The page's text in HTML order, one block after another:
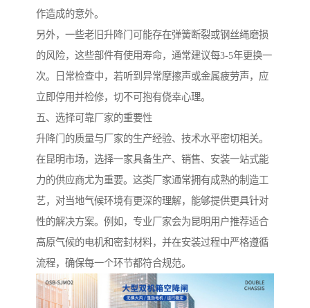
作造成的意外。
另外，一些老旧升降门可能存在弹簧断裂或钢丝绳磨损
的风险，这些部件有使用寿命，通常建议每3-5年更换一
次。日常检查中，若听到异常摩擦声或金属疲劳声，应
立即停用并检修，切不可抱有侥幸心理。
五、选择可靠厂家的重要性
升降门的质量与厂家的生产经验、技术水平密切相关。
在昆明市场，选择一家具备生产、销售、安装一站式能
力的供应商尤为重要。这类厂家通常拥有成熟的制造工
艺，对当地气候环境有更深的理解，能够提供更具针对
性的解决方案。例如，专业厂家会为昆明用户推荐适合
高原气候的电机和密封材料，并在安装过程中严格遵循
流程，确保每一个环节都符合规范。